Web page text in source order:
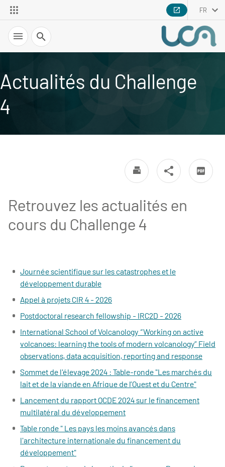
FR
Recherche
Actualités du Challenge
4
Retrouvez les actualités en
cours du Challenge 4
Journée scientifique sur les catastrophes et le
développement durable
Appel à projets CIR 4 - 2026
Postdoctoral research fellowship - IRC2D - 2026
International School of Volcanology “Working on active
volcanoes: learning the tools of modern volcanology” Field
observations, data acquisition, reporting and response
Sommet de l'élevage 2024 : Table-ronde "Les marchés du
lait et de la viande en Afrique de l’Ouest et du Centre"
Lancement du rapport OCDE 2024 sur le financement
multilatéral du développement
Table ronde " Les pays les moins avancés dans
l'architecture internationale du financement du
développement"